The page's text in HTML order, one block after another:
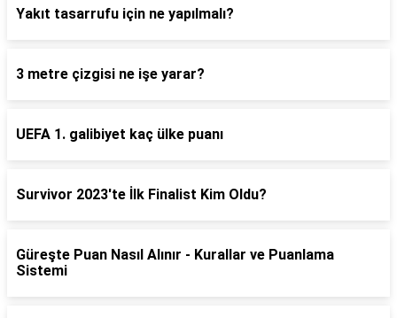
Yakıt tasarrufu için ne yapılmalı?
3 metre çizgisi ne işe yarar?
UEFA 1. galibiyet kaç ülke puanı
Survivor 2023'te İlk Finalist Kim Oldu?
Güreşte Puan Nasıl Alınır - Kurallar ve Puanlama
Sistemi